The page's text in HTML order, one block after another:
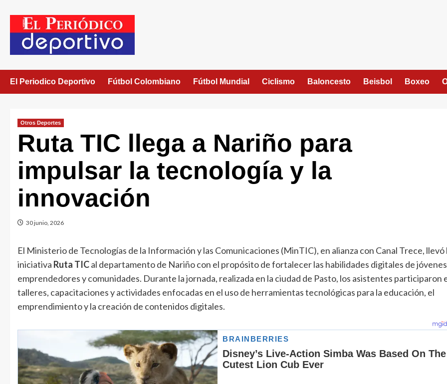
El Periodico Deportivo Fútbol Colombiano Fútbol Mundial Ciclismo Baloncesto Beisbol Boxeo
Otros Deportes
Ruta TIC llega a Nariño para
impulsar la tecnología y la
innovación
30 junio, 2026
El Ministerio de Tecnologías de la Información y las Comunicaciones (MinTIC), en alianza con Canal Trece, llevó
iniciativa Ruta TICal departamento de Nariño con el propósito de fortalecer las habilidades digitales de
emprendedores y comunidades. Durante la jornada, realizada en la ciudad de Pasto, los asistentes participaron
talleres, capacitaciones y actividades enfocadas en el uso de herramientas tecnológicas para la educación, el
emprendimiento y la creación de contenidos digitales.